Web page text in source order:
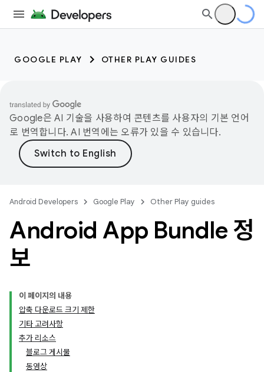
GOOGLE PLAY OTHER PLAY GUIDES
Google은 AI 기술을 사용하여 콘텐츠를 사용자의 기본 언어
로 번역합니다. AI 번역에는 오류가 있을 수 있습니다.
Android Developers Google Play Other Play guides
Android App Bundle 정
보
이 페이지의 내용
압축 다운로드 크기 제한
기타 고려사항
추가 리소스
블로그 게시물
동영상